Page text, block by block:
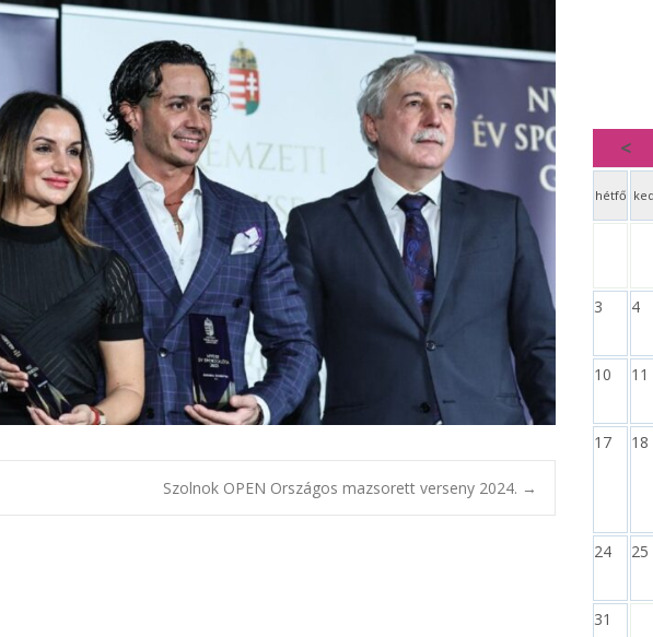
Szolnok OPEN Országos mazsorett verseny 2024. →
<
hétfő
3 4
10 11
17 18
24 25
31